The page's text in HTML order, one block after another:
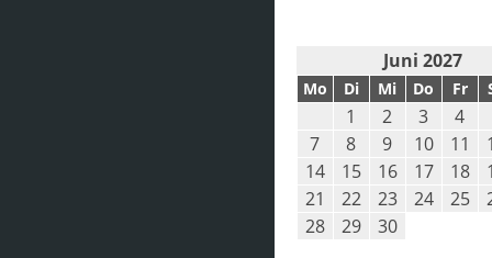
Juni 2027
Mo Di Mi Do Fr
1 2 3 4
7
8 9 10 11
14
15 16 17 18
21
22 23 24 25
28
29 30